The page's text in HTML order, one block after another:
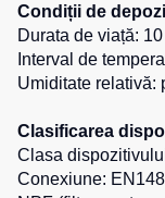
Condiții de
Durata de viață:
Interval de
Umiditate relativă:
Clasificarea
Clasa
Conexiune: